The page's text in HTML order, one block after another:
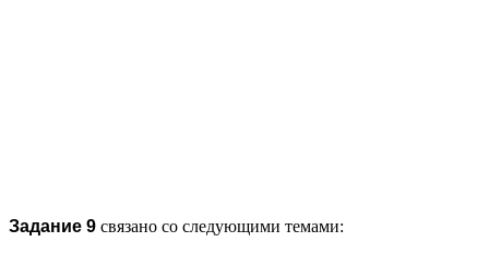
Задание 9 связано со следующими темами: